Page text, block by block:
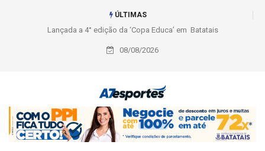
ÚLTIMAS
Lançada a 4° edição da ‘Copa Educa’ em Batatais
08/08/2026